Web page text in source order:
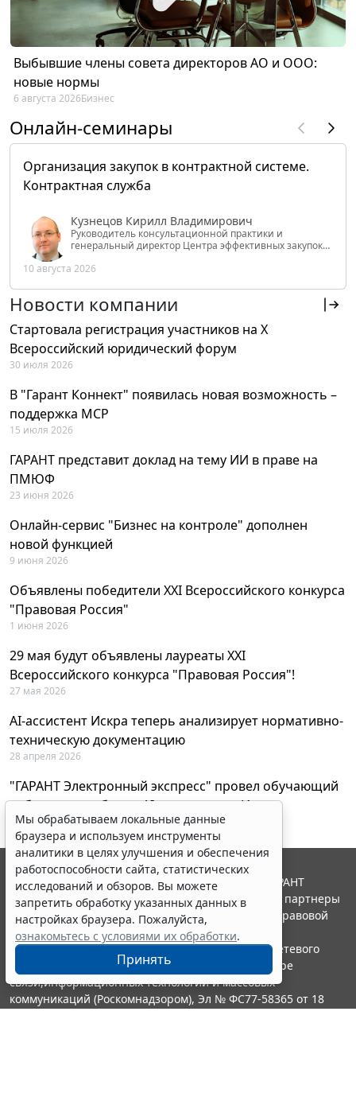
Выбывшие члены совета директоров АО и ООО:
новые нормы
6 августа 2026Бизнес
Онлайн-семинары
Организация закупок в контрактной системе.
Контрактная служба
Кузнецов Кирилл Владимирович
Руководитель консультационной практики и
генеральный директор Центра эффективных закупок
РФ
10 августа 2026
Новости компании
Стартовала регистрация участников на X
Всероссийский юридический форум
30 июля 2026
В "Гарант Коннект" появилась новая возможность –
поддержка MCP
15 июля 2026
ГАРАНТ представит доклад на тему ИИ в праве на
ПМЮФ
23 июня 2026
Онлайн-сервис "Бизнес на контроле" дополнен
новой функцией
9 июня 2026
Объявлены победители XXI Всероссийского конкурса
"Правовая Россия"
1 июня 2026
29 мая будут объявлены лауреаты XXI
Всероссийского конкурса "Правовая Россия"!
27 мая 2026
AI-ассистент Искра теперь анализирует нормативно-
техническую документацию
28 апреля 2026
"ГАРАНТ Электронный экспресс" провел обучающий
вебинар по работе с AI-ассистентом Искра
23 апреля 2026
Мы обрабатываем локальные данные
браузера и используем инструменты
аналитики в целях улучшения и обеспечения
работоспособности сайта, статистических
исследований и обзоров. Вы можете
запретить обработку указанных данных в
настройках браузера. Пожалуйста,
ознакомьтесь с условиями их обработки.
Принять
© ООО "НПП "ГАРАНТ-СЕРВИС", 2026. Система ГАРАНТ
выпускается с 1990 года. Компания "Гарант" и ее партнеры
являются участниками Российской ассоциации правовой
информации ГАРАНТ.
Портал ГАРАНТ.РУ зарегистрирован в качестве сетевого
издания Федеральной службой по надзору в сфере
связи,информационных технологий и массовых
коммуникаций (Роскомнадзором), Эл № ФС77-58365 от 18